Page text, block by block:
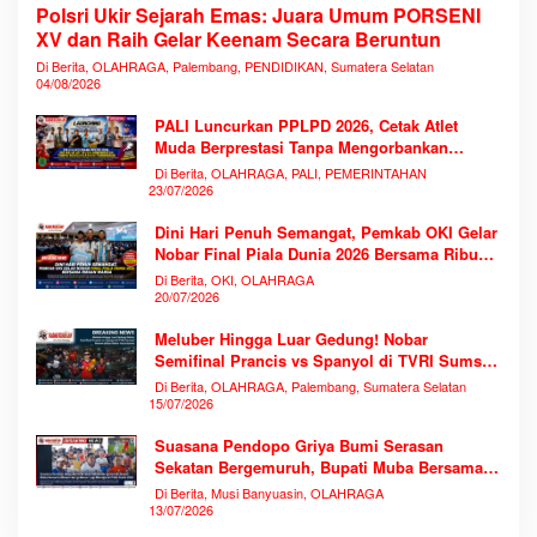
Polsri Ukir Sejarah Emas: Juara Umum PORSENI
XV dan Raih Gelar Keenam Secara Beruntun
Di Berita, OLAHRAGA, Palembang, PENDIDIKAN, Sumatera Selatan
04/08/2026
PALI Luncurkan PPLPD 2026, Cetak Atlet
Muda Berprestasi Tanpa Mengorbankan
Pendidikan
Di Berita, OLAHRAGA, PALI, PEMERINTAHAN
23/07/2026
Dini Hari Penuh Semangat, Pemkab OKI Gelar
Nobar Final Piala Dunia 2026 Bersama Ribuan
Warga
Di Berita, OKI, OLAHRAGA
20/07/2026
Meluber Hingga Luar Gedung! Nobar
Semifinal Prancis vs Spanyol di TVRI Sumsel
Memecahkan Rekor Antusiasme
Di Berita, OLAHRAGA, Palembang, Sumatera Selatan
15/07/2026
Suasana Pendopo Griya Bumi Serasan
Sekatan Bergemuruh, Bupati Muba Bersama
Ribuan Warga Nobar Laga Bersejarah Piala
Dunia 2026
Di Berita, Musi Banyuasin, OLAHRAGA
13/07/2026